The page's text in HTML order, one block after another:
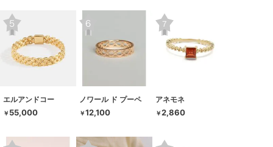
エルアンドコー
￥ 55,000
ノワール ド プーペ
￥12,100
アネモネ
￥2,860